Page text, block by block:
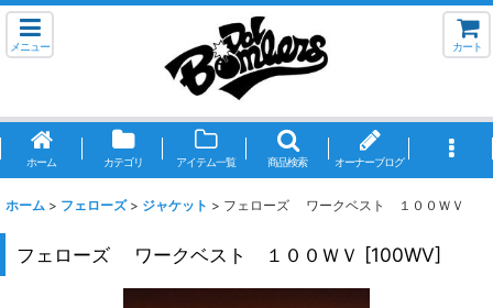
メニュー カート
ホーム カテゴリ アイテム一覧 商品検索 オーナーブログ
ホーム > フェローズ > ジャケット > フェローズ ワークベスト １００ＷＶ
フェローズ ワークベスト １００ＷＶ [100WV]